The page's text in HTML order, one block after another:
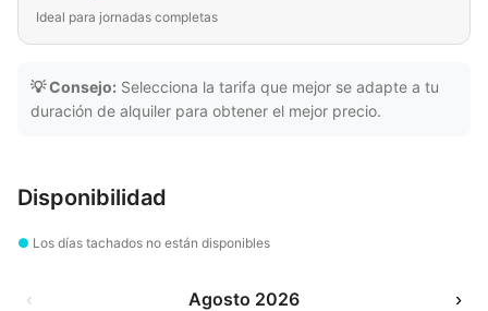
Ideal para jornadas completas
💡 Consejo: Selecciona la tarifa que mejor se adapte a tu
duración de alquiler para obtener el mejor precio.
Disponibilidad
● Los días tachados no están disponibles
‹ Agosto 2026 ›